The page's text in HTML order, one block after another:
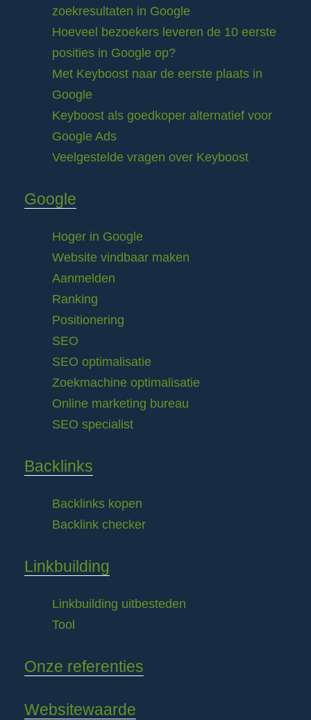
zoekresultaten in Google
Hoeveel bezoekers leveren de 10 eerste
posities in Google op?
Met Keyboost naar de eerste plaats in
Google
Keyboost als goedkoper alternatief voor
Google Ads
Veelgestelde vragen over Keyboost
Google
Hoger in Google
Website vindbaar maken
Aanmelden
Ranking
Positionering
SEO
SEO optimalisatie
Zoekmachine optimalisatie
Online marketing bureau
SEO specialist
Backlinks
Backlinks kopen
Backlink checker
Linkbuilding
Linkbuilding uitbesteden
Tool
Onze referenties
Websitewaarde